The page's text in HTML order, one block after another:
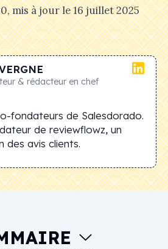
, mis à jour le16 juillet 2025
& rédacteur en chef
fondateurs de Salesdorado.
de reviewflowz, un
des avis clients.